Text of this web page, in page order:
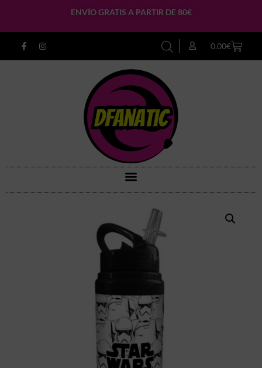
ENVÍO GRATIS A PARTIR DE 80€
0.00€